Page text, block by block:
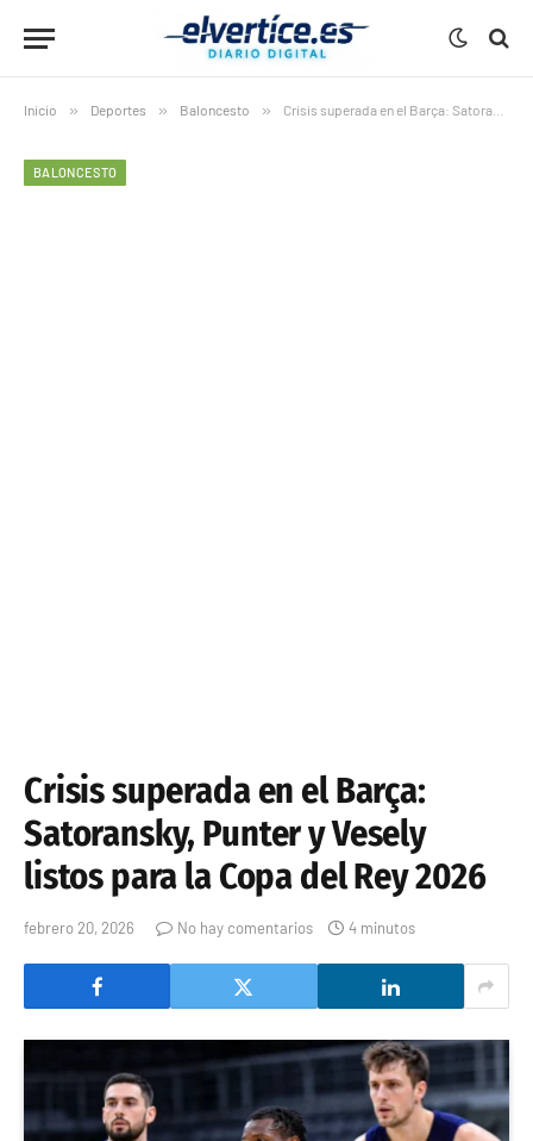
Inicio » Deportes » Baloncesto » Crisis superada en el Barça: Satoransky, Punter y Vesely listos para la Copa del Rey 2026
BALONCESTO
Crisis superada en el Barça:
Satoransky, Punter y Vesely
listos para la Copa del Rey 2026
febrero 20, 2026 No hay comentarios 4 minutos